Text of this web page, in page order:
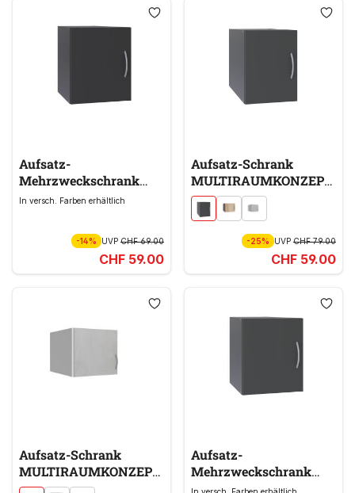
Aufsatz-
Mehrzweckschrank
MULTIRAUMKONZEPT
In versch. Farben erhältlich
-14% UVP CHF 69.00
CHF 59.00
Aufsatz-Schrank
MULTIRAUMKONZEPT
grau
-25% UVPCHF 79.00
CHF 59.00
Aufsatz-Schrank
MULTIRAUMKONZEPT
grau
Aufsatz-
Mehrzweckschrank
MULTIRAUMKONZEPT
In versch. Farben erhältlich